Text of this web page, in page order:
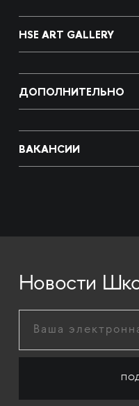
HSE ART GALLERY
ДОПОЛНИТЕЛЬНО
ВАКАНСИИ
Новости